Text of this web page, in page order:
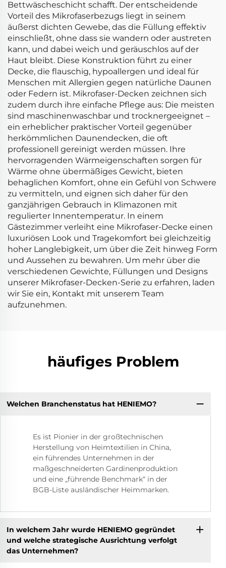
Bettwäscheschicht schafft. Der entscheidende
Vorteil des Mikrofaserbezugs liegt in seinem
äußerst dichten Gewebe, das die Füllung effektiv
einschließt, ohne dass sie wandern oder austreten
kann, und dabei weich und geräuschlos auf der
Haut bleibt. Diese Konstruktion führt zu einer
Decke, die flauschig, hypoallergen und ideal für
Menschen mit Allergien gegen natürliche Daunen
oder Federn ist. Mikrofaser-Decken zeichnen sich
zudem durch ihre einfache Pflege aus: Die meisten
sind maschinenwaschbar und trocknergeeignet –
ein erheblicher praktischer Vorteil gegenüber
herkömmlichen Daunendecken, die oft
professionell gereinigt werden müssen. Ihre
hervorragenden Wärmeigenschaften sorgen für
Wärme ohne übermäßiges Gewicht, bieten
behaglichen Komfort, ohne ein Gefühl von Schwere
zu vermitteln, und eignen sich daher für den
ganzjährigen Gebrauch in Klimazonen mit
regulierter Innentemperatur. In einem
Gästezimmer verleiht eine Mikrofaser-Decke einen
luxuriösen Look und Tragekomfort bei gleichzeitig
hoher Langlebigkeit, um über die Zeit hinweg Form
und Aussehen zu bewahren. Um mehr über die
verschiedenen Gewichte, Füllungen und Designs
unserer Mikrofaser-Decken-Serie zu erfahren, laden
wir Sie ein, Kontakt mit unserem Team
aufzunehmen.
häufiges Problem
Welchen Branchenstatus hat HENIEMO?
Es ist Pionier in der großtechnischen
Herstellung von Heimtextilien in China,
ein führendes Unternehmen in der
maßgeschneiderten Gardinenproduktion
und eine „führende Benchmark“ in der
BGB-Liste ausländischer Heimmarken.
In welchem Jahr wurde HENIEMO gegründet
und welche strategische Ausrichtung verfolgt
das Unternehmen?